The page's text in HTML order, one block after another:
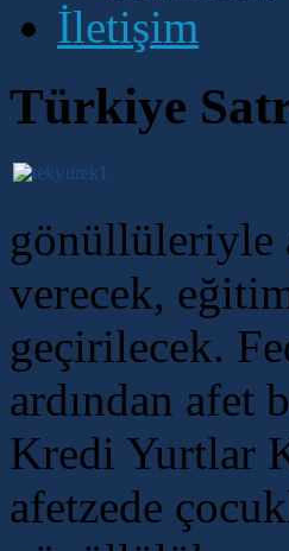
İletişim
Türkiye
gönüllüleriyle
verecek,
geçirilecek.
ardından afet
Kredi Yurtlar
afetzede